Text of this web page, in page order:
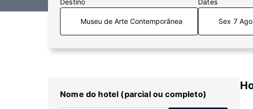
Destino Dates
Sex 7
Nome do hotel (parcial ou completo)